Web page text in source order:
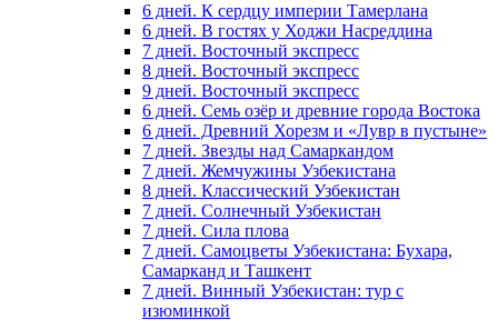
6 дней. К сердцу империи Тамерлана
6 дней. В гостях у Ходжи Насреддина
7 дней. Восточный экспресс
8 дней. Восточный экспресс
9 дней. Восточный экспресс
6 дней. Семь озёр и древние города Востока
6 дней. Древний Хорезм и «Лувр в пустыне»
7 дней. Звезды над Самаркандом
7 дней. Жемчужины Узбекистана
8 дней. Классический Узбекистан
7 дней. Солнечный Узбекистан
7 дней. Сила плова
7 дней. Самоцветы Узбекистана: Бухара,
Самарканд и Ташкент
7 дней. Винный Узбекистан: тур с
изюминкой